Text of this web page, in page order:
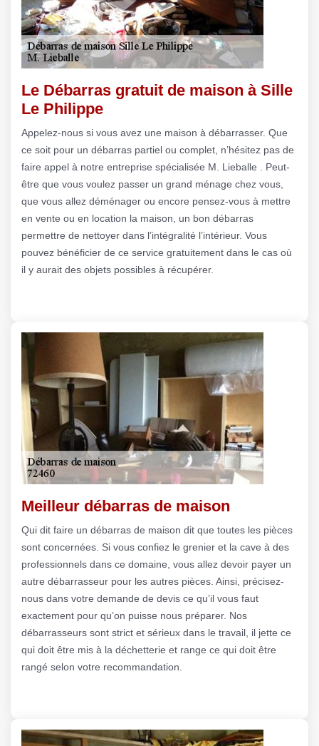
Le Débarras gratuit de maison à Sille
Le Philippe
Appelez-nous si vous avez une maison à débarrasser. Que
ce soit pour un débarras partiel ou complet, n’hésitez pas de
faire appel à notre entreprise spécialisée M. Lieballe . Peut-
être que vous voulez passer un grand ménage chez vous,
que vous allez déménager ou encore pensez-vous à mettre
en vente ou en location la maison, un bon débarras
permettre de nettoyer dans l’intégralité l’intérieur. Vous
pouvez bénéficier de ce service gratuitement dans le cas où
il y aurait des objets possibles à récupérer.
Meilleur débarras de maison
Qui dit faire un débarras de maison dit que toutes les pièces
sont concernées. Si vous confiez le grenier et la cave à des
professionnels dans ce domaine, vous allez devoir payer un
autre débarrasseur pour les autres pièces. Ainsi, précisez-
nous dans votre demande de devis ce qu’il vous faut
exactement pour qu’on puisse nous préparer. Nos
débarrasseurs sont strict et sérieux dans le travail, il jette ce
qui doit être mis à la déchetterie et range ce qui doit être
rangé selon votre recommandation.